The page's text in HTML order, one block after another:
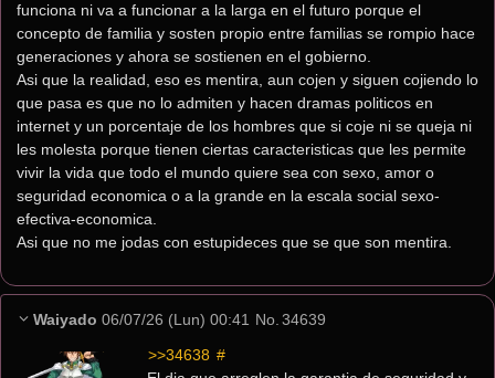
funciona ni va a funcionar a la larga en el futuro porque el
concepto de familia y sosten propio entre familias se rompio hace
generaciones y ahora se sostienen en el gobierno.
Asi que la realidad, eso es mentira, aun cojen y siguen cojiendo lo
que pasa es que no lo admiten y hacen dramas politicos en
internet y un porcentaje de los hombres que si coje ni se queja ni
les molesta porque tienen ciertas caracteristicas que les permite
vivir la vida que todo el mundo quiere sea con sexo, amor o
seguridad economica o a la grande en la escala social sexo-
efectiva-economica.
Asi que no me jodas con estupideces que se que son mentira.
Waiyado 06/07/26 (Lun) 00:41 No. 34639
>>34638 #